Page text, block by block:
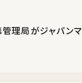
管理局がジャパ